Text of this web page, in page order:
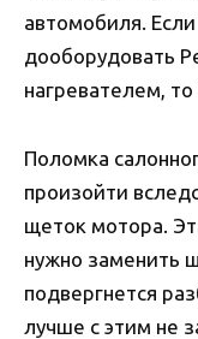
автомобиля.
дооборудовать
нагревателем,
Поломка
произойти
щеток мотора.
нужно заменить
подвергнется
лучше с этим не